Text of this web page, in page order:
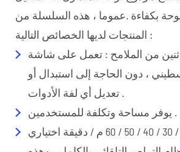
مربع
عالية
الجهاز
مماس
على طول
مكدس
بكفاءة .عموما ، هذه السلسلة من
المنتجات لديها الخصائص التالية :
من الملامح : تعمل على شاشة
، دون الحاجة إلى استبدال أو
تعديل أي لفة الأدوات .
يوفر مساحة وتكلفة للمستخدمين .
سرعة الإنتاج : 20 / 30 / 40 / 50 / 60 م / دقيقة اختياري .U0E07